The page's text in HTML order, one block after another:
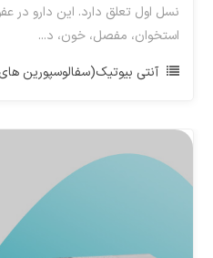
نسل اول تعلق دارد. این دارو در
استخوان، مفصل، خون، د...
آنتی بیوتیک(سفالوسپورین